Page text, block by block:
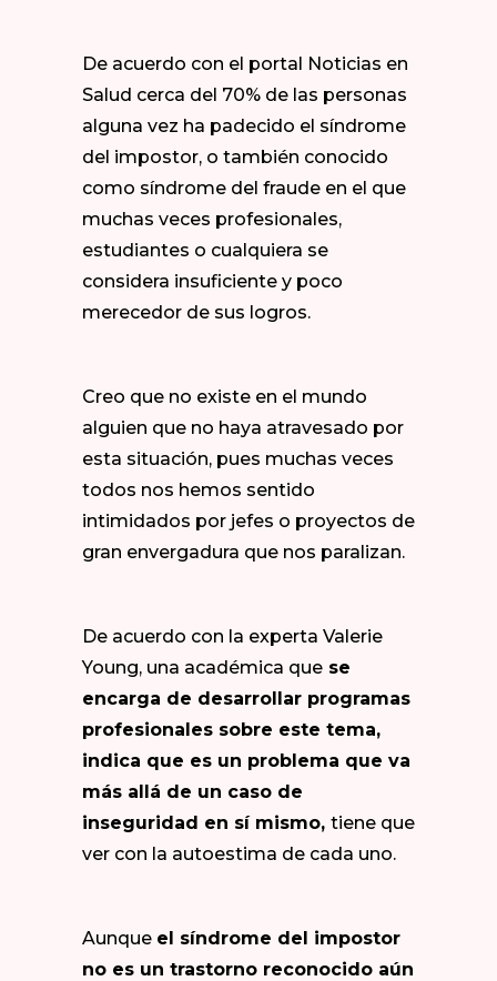
De acuerdo con el portal Noticias en
Salud cerca del 70% de las personas
alguna vez ha padecido el síndrome
del impostor, o también conocido
como síndrome del fraude en el que
muchas veces profesionales,
estudiantes o cualquiera se
considera insuficiente y poco
merecedor de sus logros.
Creo que no existe en el mundo
alguien que no haya atravesado por
esta situación, pues muchas veces
todos nos hemos sentido
intimidados por jefes o proyectos de
gran envergadura que nos paralizan.
De acuerdo con la experta Valerie
Young, una académica que se
encarga de desarrollar programas
profesionales sobre este tema,
indica que es un problema que va
más allá de un caso de
inseguridad en sí mismo, tiene que
ver con la autoestima de cada uno.
Aunque el síndrome del impostor
no es un trastorno reconocido aún